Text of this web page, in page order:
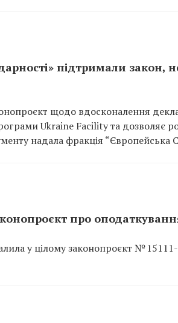
підтримали закон,
щодо вдосконалення
Ukraine Facility та дозволяє
надала фракція “Європейська
про
у цілому законопроєкт №